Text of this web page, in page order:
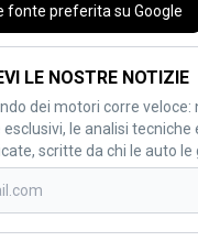
fonte preferita su Google
LE NOSTRE NOTIZIE
dei motori corre
esclusivi, le analisi
scritte da chi le auto le